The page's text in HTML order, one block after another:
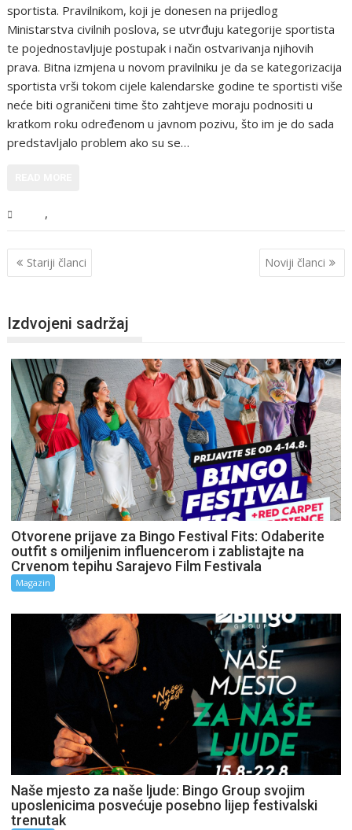
sportista. Pravilnikom, koji je donesen na prijedlog
Ministarstva civilnih poslova, se utvrđuju kategorije sportista
te pojednostavljuje postupak i način ostvarivanja njihovih
prava. Bitna izmjena u novom pravilniku je da se kategorizacija
sportista vrši tokom cijele kalendarske godine te sportisti više
neće biti ograničeni time što zahtjeve moraju podnositi u
kratkom roku određenom u javnom pozivu, što im je do sada
predstavljalo problem ako su se…
,
Stariji članci Noviji članci
Izdvojeni sadržaj
Otvorene prijave za Bingo Festival Fits: Odaberite
outfit s omiljenim influencerom i zablistajte na
Crvenom tepihu Sarajevo Film Festivala
Magazin
Naše mjesto za naše ljude: Bingo Group svojim
uposlenicima posvećuje posebno lijep festivalski
trenutak